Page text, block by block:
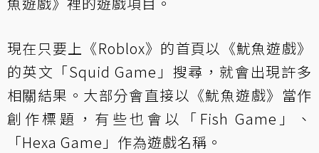
現在只要上《Roblox》的首頁以《魷魚遊戲》
的英文「Squid Game」搜尋，就會出現許多
相關結果。大部分會直接以《魷魚遊戲》當作
創作標題，有些也會以「Fish Game」、
「Hexa Game」作為遊戲名稱。